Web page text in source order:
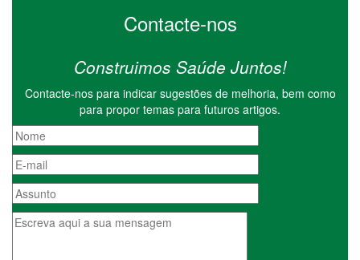
Contacte-nos
Construimos Saúde Juntos!
Contacte-nos para indicar sugestões de melhoria, bem como
para propor temas para futuros artigos.